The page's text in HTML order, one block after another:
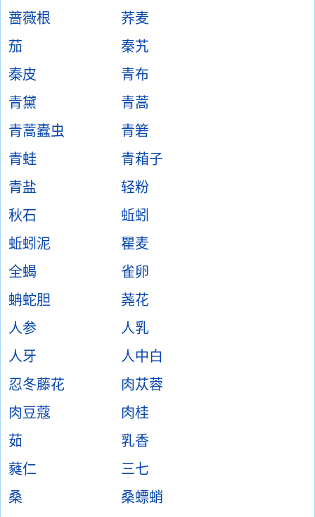
蔷薇根
荞麦
茄
秦艽
秦皮
青布
青黛
青蒿
青蒿蠹虫
青箬
青蛙
青葙子
青盐
轻粉
秋石
蚯蚓
蚯蚓泥
瞿麦
全蝎
雀卵
蚺蛇胆
荛花
人参
人乳
人牙
人中白
忍冬藤花
肉苁蓉
肉豆蔻
肉桂
茹
乳香
蕤仁
三七
桑
桑螵蛸